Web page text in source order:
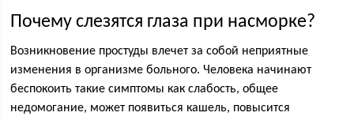
Почему слезятся глаза при насморке?
Возникновение простуды влечет за собой неприятные
изменения в организме больного. Человека начинают
беспокоить такие симптомы как слабость, общее
недомогание, может появиться кашель, повысится